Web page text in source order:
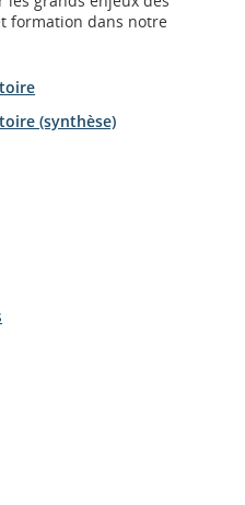
formation dans notre
(synthèse)